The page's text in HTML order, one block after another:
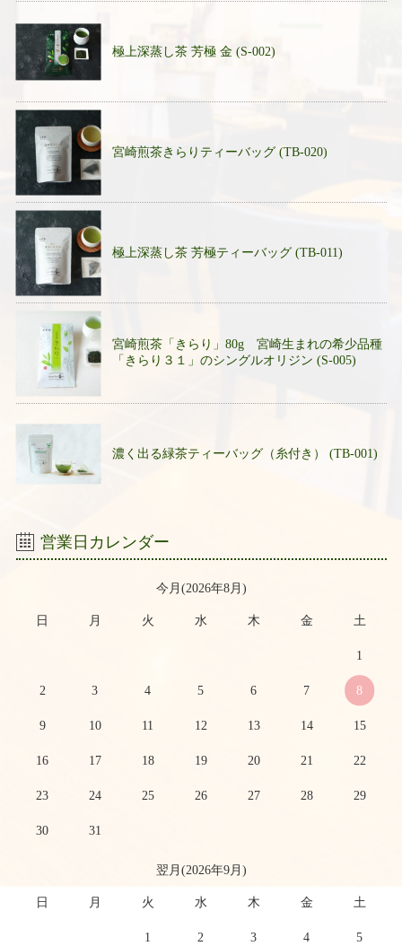
極上深蒸し茶 芳極 金 (S-002)
宮崎煎茶きらりティーバッグ (TB-020)
極上深蒸し茶 芳極ティーバッグ (TB-011)
宮崎煎茶「きらり」80g 宮崎生まれの希少品種
「きらり３１」のシングルオリジン (S-005)
濃く出る緑茶ティーバッグ（糸付き） (TB-001)
営業日カレンダー
今月(2026年8月)
日 月 火 水 木 金 土
1
2 3 4 5 6 7 8
9 10 11 12 13 14 15
16 17 18 19 20 21 22
23 24 25 26 27 28 29
30 31
翌月(2026年9月)
日 月 火 水 木 金 土
1 2 3 4 5